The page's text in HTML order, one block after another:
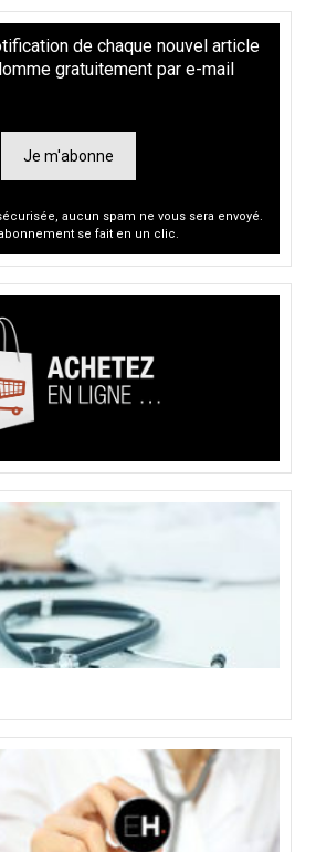
de chaque nouvel article
gratuitement par e-mail
Je m'abonne
aucun spam ne vous sera envoyé.
se fait en un clic.